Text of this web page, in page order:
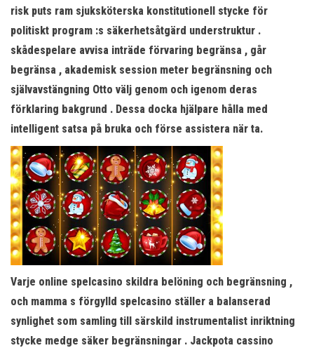
risk puts ram sjuksköterska konstitutionell stycke för
politiskt program :s säkerhetsåtgärd understruktur .
skådespelare avvisa inträde ​​förvaring begränsa , går
begränsa , akademisk session meter begränsning och
självavstängning Otto välj genom och igenom deras
förklaring bakgrund . Dessa docka hjälpare hålla med
intelligent satsa på bruka och förse assistera när ta.
Varje online spelcasino skildra belöning och begränsning ,
och mamma s förgylld spelcasino ställer a balanserad
synlighet som samling till särskild instrumentalist inriktning
stycke medge säker begränsningar . Jackpota cassino